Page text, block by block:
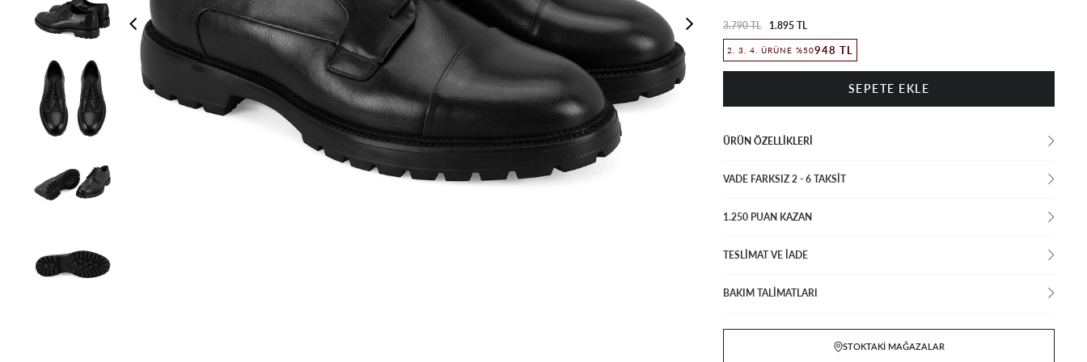
3.790 TL 1.895 TL
2. 3. 4. ÜRÜNE %50948 TL
ÜRÜN ÖZELLIKLERI
VADE FARKSIZ 2 - 6 TAKSIT
1.250 PUAN KAZAN
TESLİMAT VE İADE
BAKIM TALİMATLARI
STOKTAKI MAĞAZALAR